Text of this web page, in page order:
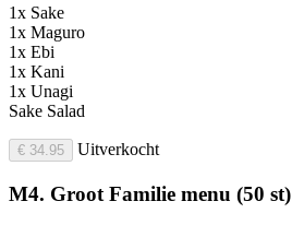
1x Sake
1x Maguro
1x Ebi
1x Kani
1x Unagi
Sake Salad
€ 34.95 Uitverkocht
M4. Groot Familie menu (50 st)